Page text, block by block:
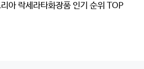
아 락세라타화장품 인기 순위 TOP